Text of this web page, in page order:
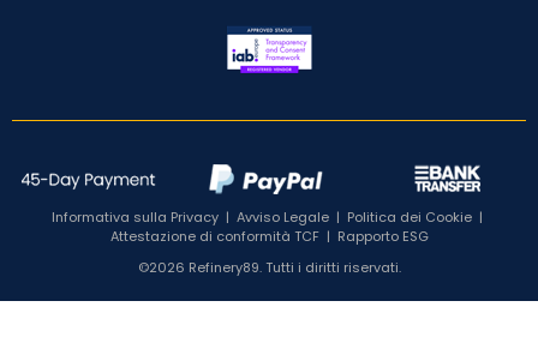
Informativa sulla Privacy | Avviso Legale | Politica dei Cookie |
Attestazione di conformità TCF| Rapporto ESG
©2026 Refinery89. Tutti i diritti riservati.